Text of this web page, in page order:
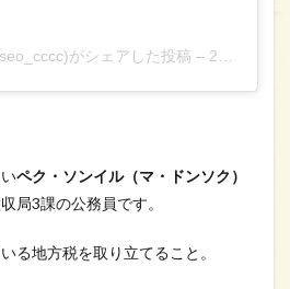
がシェアした投稿 – 2016年 6月月1日午後8時43分PDT
ペク・ソンイル（マ・ドンソク）
局3課の公務員です。
る地方税を取り立てること。